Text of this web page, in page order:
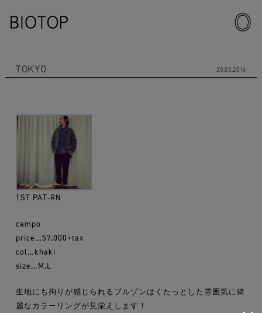
TOKYO 20.03.2016
1ST PAT-RN
campo
price…57,000+tax
col…khaki
size…M,L
生地にも拘りが感じられるブルゾンはくたっとした雰囲気に綺
麗なカラーリングが見栄えします！